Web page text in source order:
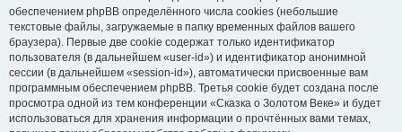
обеспечением phpBB определённого числа cookies (небольшие
текстовые файлы, загружаемые в папку временных файлов вашего
браузера). Первые две cookie содержат только идентификатор
пользователя (в дальнейшем «user-id») и идентификатор анонимной
сессии (в дальнейшем «session-id»), автоматически присвоенные вам
программным обеспечением phpBB. Третья cookie будет создана после
просмотра одной из тем конференции «Сказка о Золотом Веке» и будет
использоваться для хранения информации о прочтённых вами темах,